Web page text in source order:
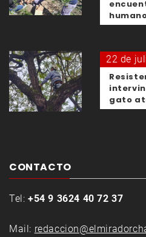
22 de
gato
CONTACTO
Tel: +54 9 3624 40 72 37
Mail: